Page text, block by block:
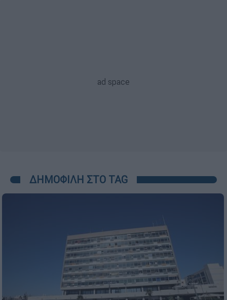
ΔΗΜΟΦΙΛΗ ΣΤΟ TAG